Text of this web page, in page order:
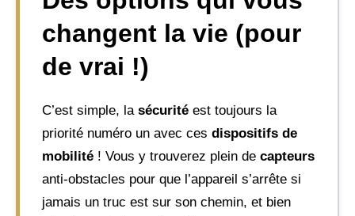
changent la vie (pour
de vrai !)
C’est simple, la sécurité est toujours la
priorité numéro un avec ces dispositifs de
mobilité ! Vous y trouverez plein de capteurs
anti-obstacles pour que l’appareil s’arrête si
jamais un truc est sur son chemin, et bien